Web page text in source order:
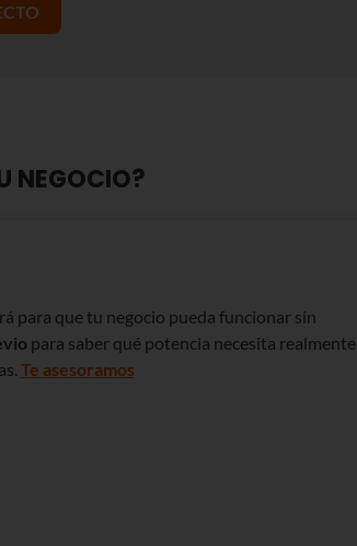
NEGOCIO?
para que tu negocio pueda funcionar sin
para saber qué potencia necesita realmente
Te asesoramos